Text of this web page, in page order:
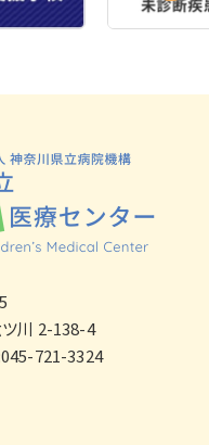
川 2-138-4
721-3324